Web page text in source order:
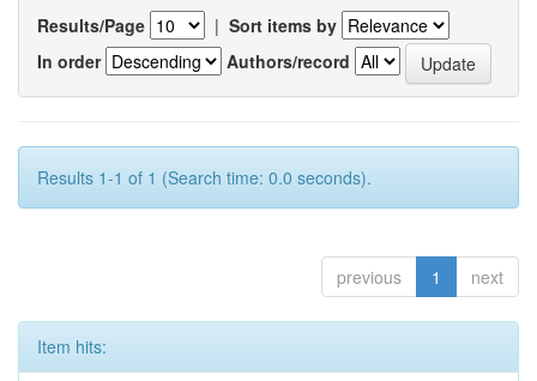
Results/Page | Sort items by
In order
Authors/record
Results 1-1 of 1 (Search time: 0.0 seconds).
previous 1 next
Item hits: